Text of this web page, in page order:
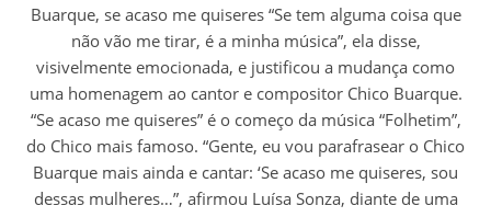
Buarque, se acaso me quiseres “Se tem alguma coisa que
não vão me tirar, é a minha música”, ela disse,
visivelmente emocionada, e justificou a mudança como
uma homenagem ao cantor e compositor Chico Buarque.
“Se acaso me quiseres” é o começo da música “Folhetim”,
do Chico mais famoso. “Gente, eu vou parafrasear o Chico
Buarque mais ainda e cantar: ‘Se acaso me quiseres, sou
dessas mulheres…”, afirmou Luísa Sonza, diante de uma